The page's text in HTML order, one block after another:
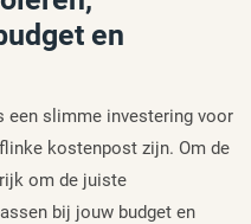
en
een slimme investering voor
kostenpost zijn. Om de
om de juiste
bij jouw budget en